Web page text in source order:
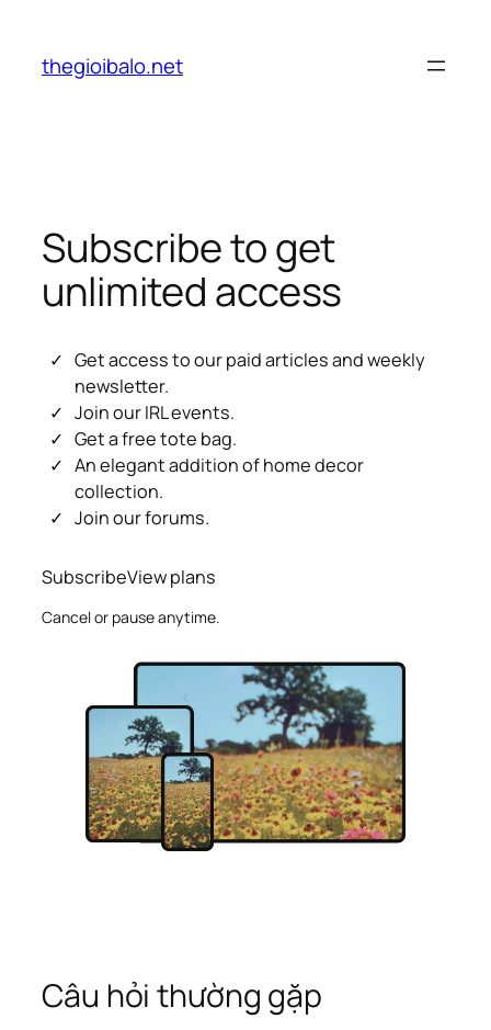
phầnthegioibalo.net
Subscribe to get
unlimited access
Get access to our paid articles and weekly
newsletter.
Join our IRL events.
Get a free tote bag.
An elegant addition of home decor
collection.
Join our forums.
SubscribeView plans
Cancel or pause anytime.
Câu hỏi thường gặp